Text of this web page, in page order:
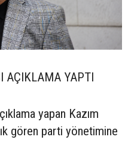
AÇIKLAMA YAPTI
yapan Kazım
gören parti yönetimine